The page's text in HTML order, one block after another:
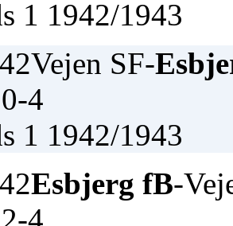
1 1942/1943
Vejen SF-
4
1 1942/1943
Esbjerg fB-